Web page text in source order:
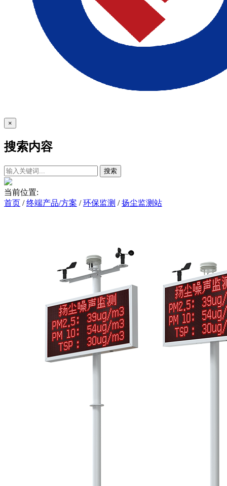
×
搜索内容
搜索
当前位置:
首页 /终端产品/方案 /环保监测 /扬尘监测站